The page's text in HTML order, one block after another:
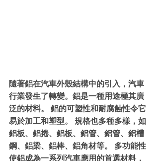
隨著鋁在汽車外殼結構中的引入，汽車
行業發生了轉變。鋁是一種用途極其廣
泛的材料。 鋁的可塑性和耐腐蝕性令它
易於加工和塑型。 規格也多種多樣，如
鋁板、鋁捲、鋁板、鋁管、鋁管、鋁槽
鋼、鋁梁、鋁棒、鋁角材等。 多功能性
使鋁成為一系列汽車應用的首選材料，